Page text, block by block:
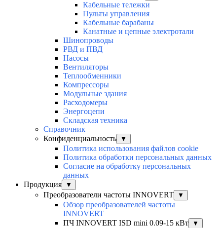
Кабельные тележки
Пульты управления
Кабельные барабаны
Канатные и цепные электротали
Шинопроводы
РВД и ПВД
Насосы
Вентиляторы
Теплообменники
Компрессоры
Модульные здания
Расходомеры
Энергоцепи
Складская техника
Справочник
Конфиденциальность
▼
Политика использования файлов cookie
Политика обработки персональных данных
Согласие на обработку персональных
данных
Продукция
▼
Преобразователи частоты INNOVERT ▼
Обзор преобразователей частоты
INNOVERT
ПЧ INNOVERT ISD mini 0.09-15 кВт
▼